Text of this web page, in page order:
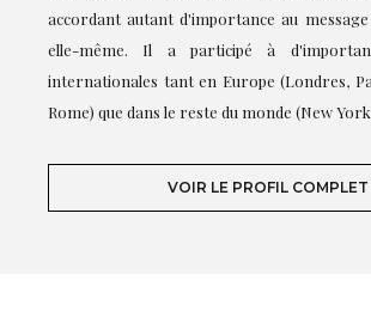
accordant autant d'importance au
elle-même. Il a participé à
internationales tant en Europe (Londres,
Rome) que dans le reste du monde (New
VOIR LE PROFIL COMPLET